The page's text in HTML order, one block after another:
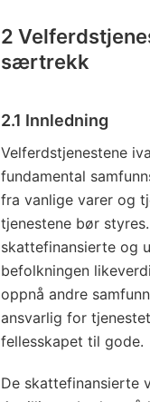
2
særtrekk
2.1 Innledning
Velferdstjenestene
fundamental
fra vanlige varer og
tjenestene bør
skattefinansierte og
befolkningen
oppnå andre
ansvarlig for
fellesskapet til gode.
De skattefinansierte